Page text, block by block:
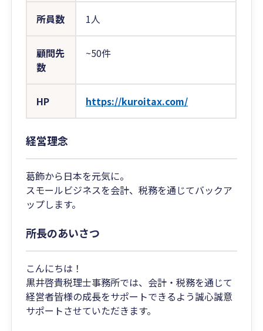
所員数 1人
顧問先
数
~50件
HP https://kuroitax.com/
経営理念
葛飾から日本を元気に。
スモールビジネスを会計、税務を通じてバックア
ップします。
所長のあいさつ
こんにちは！
黒井啓貴税理士事務所では、会計・税務を通じて
経営者皆様の成長をサポートできるよう誠心誠意
サポートさせていただきます。